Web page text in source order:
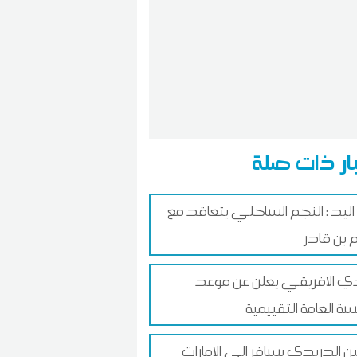
ذات صلة
: النجم الساحلي يتعاقد مع
بن قادر
الافريقي يعلن عن موعد
العامة التقييمية
الدريدي يسافر إلى الإمارات